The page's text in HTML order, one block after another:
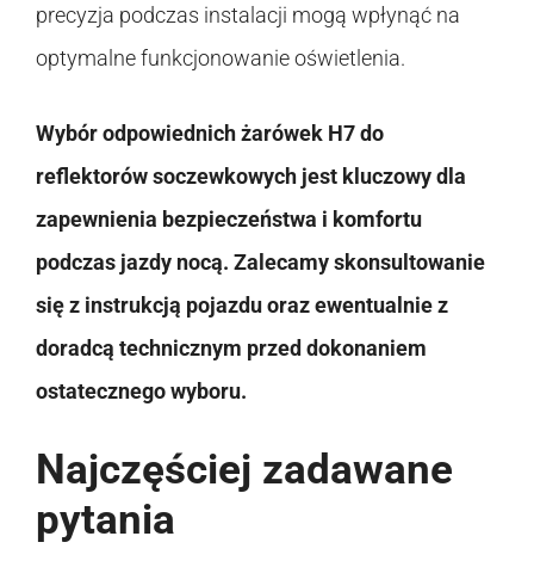
precyzja podczas instalacji mogą wpłynąć na
optymalne funkcjonowanie oświetlenia.
Wybór odpowiednich żarówek H7 do
reflektorów soczewkowych jest kluczowy dla
zapewnienia bezpieczeństwa i komfortu
podczas jazdy nocą. Zalecamy skonsultowanie
się z instrukcją pojazdu oraz ewentualnie z
doradcą technicznym przed dokonaniem
ostatecznego wyboru.
Najczęściej zadawane
pytania